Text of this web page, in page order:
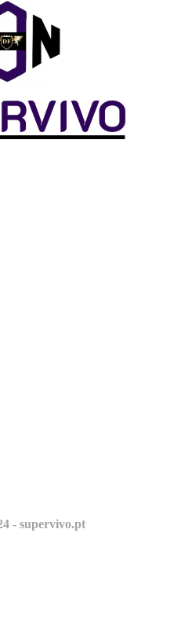
- supervivo.pt